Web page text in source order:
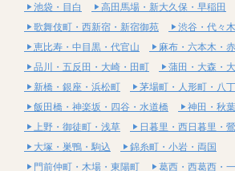
池袋・目白
高田馬場・新大久保・早稲田
歌舞伎町・西新宿・新宿御苑
渋谷・代々
恵比寿・中目黒・代官山
麻布・六本木・
品川・五反田・大崎・田町
蒲田・大森・
新橋・銀座・浜松町
茅場町・人形町・八
飯田橋・神楽坂・四谷・水道橋
神田・秋
上野・御徒町・浅草
日暮里・西日暮里・
大塚・巣鴨・駒込
錦糸町・小岩・両国
門前仲町・木場・東陽町
葛西・西葛西・